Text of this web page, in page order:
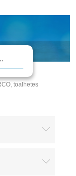
toalhetes